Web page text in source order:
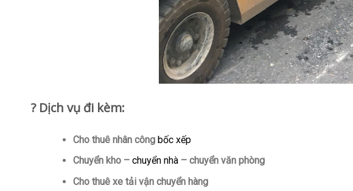
? Dịch vụ đi kèm:
Cho thuê nhân công bốc xếp
Chuyển kho – chuyển nhà– chuyển văn phòng
Cho thuê xe tải vận chuyển hàng